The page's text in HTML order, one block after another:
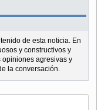
de esta noticia. En
y constructivos y
opiniones agresivas y
la conversación.